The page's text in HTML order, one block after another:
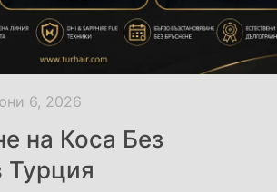
6, 2026
на Коса Без
Турция